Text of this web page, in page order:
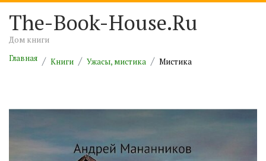
The-Book-House.Ru
Дом книги
Главная
Книги Ужасы, мистика Мистика